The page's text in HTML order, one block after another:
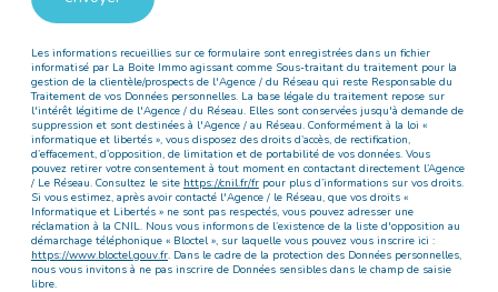
Les informations recueillies sur ce formulaire sont enregistrées dans un fichier
informatisé par La Boite Immo agissant comme Sous-traitant du traitement pour la
gestion de la clientèle/prospects de l'Agence / du Réseau qui reste Responsable du
Traitement de vos Données personnelles. La base légale du traitement repose sur
l'intérêt légitime de l'Agence / du Réseau. Elles sont conservées jusqu'à demande de
suppression et sont destinées à l'Agence / au Réseau. Conformément à la loi «
informatique et libertés », vous disposez des droits d’accès, de rectification,
d’effacement, d’opposition, de limitation et de portabilité de vos données. Vous
pouvez retirer votre consentement à tout moment en contactant directement l’Agence
/ Le Réseau. Consultez le site https://cnil.fr/fr pour plus d’informations sur vos droits.
Si vous estimez, après avoir contacté l'Agence / le Réseau, que vos droits «
Informatique et Libertés » ne sont pas respectés, vous pouvez adresser une
réclamation à la CNIL. Nous vous informons de l’existence de la liste d'opposition au
démarchage téléphonique « Bloctel », sur laquelle vous pouvez vous inscrire ici :
https://www.bloctel.gouv.fr . Dans le cadre de la protection des Données personnelles,
nous vous invitons à ne pas inscrire de Données sensibles dans le champ de saisie
libre.